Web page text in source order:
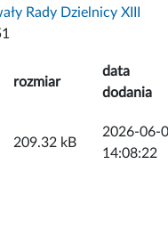
Rady Dzielnicy XIII
rozmiar
data
dodania
209.32 kB
2026-06-
14:08:22